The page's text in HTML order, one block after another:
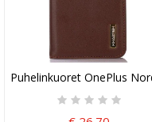
Puhelinkuoret OnePlus